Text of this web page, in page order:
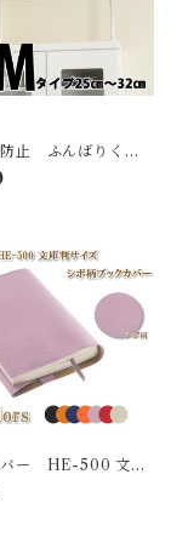
止 ふんばりく
プ 25cm〜32cm
バー HE-500 文庫